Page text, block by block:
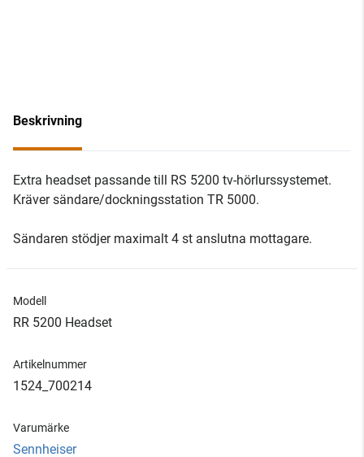
Beskrivning
Extra headset passande till RS 5200 tv-hörlurssystemet.
Kräver sändare/dockningsstation TR 5000.
Sändaren stödjer maximalt 4 st anslutna mottagare.
Modell
RR 5200 Headset
Artikelnummer
1524_700214
Varumärke
Sennheiser